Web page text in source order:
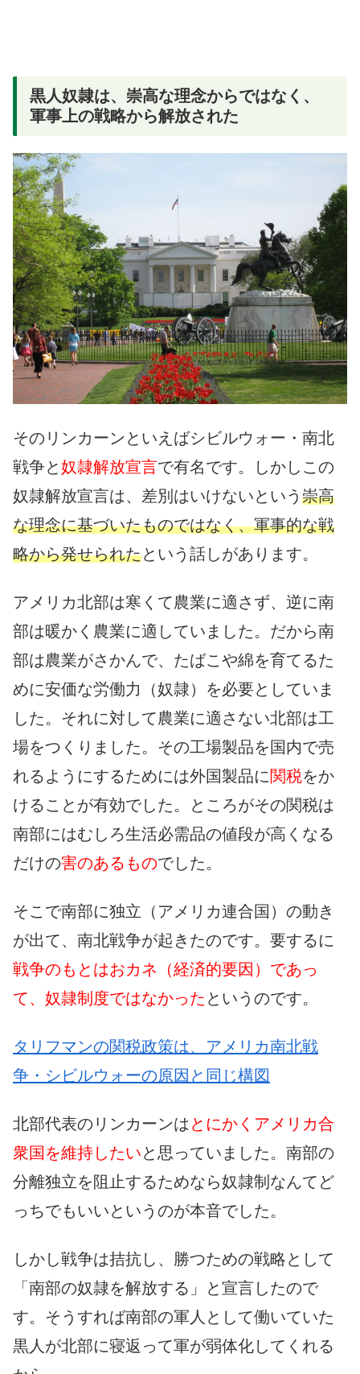
黒人奴隷は、崇高な理念からではなく、
軍事上の戦略から解放された
そのリンカーンといえばシビルウォー・南北
戦争と奴隷解放宣言で有名です。しかしこの
奴隷解放宣言は、差別はいけないという 崇高
な理念に基づいたものではなく、軍事的な戦
略から発せられたという話しがあります。
アメリカ北部は寒くて農業に適さず、逆に南
部は暖かく農業に適していました。だから南
部は農業がさかんで、たばこや綿を育てるた
めに安価な労働力（奴隷）を必要としていま
した。それに対して農業に適さない北部は工
場をつくりました。その工場製品を国内で売
れるようにするためには外国製品に関税をか
けることが有効でした。ところがその関税は
南部にはむしろ生活必需品の値段が高くなる
だけの害のあるものでした。
そこで南部に独立（アメリカ連合国）の動き
が出て、南北戦争が起きたのです。要するに
戦争のもとはおカネ（経済的要因）であっ
て、奴隷制度ではなかった というのです。
タリフマンの関税政策は、アメリカ南北戦
争・シビルウォーの原因と同じ構図
北部代表のリンカーンは とにかくアメリカ合
衆国を維持したいと思っていました。南部の
分離独立を阻止するためなら奴隷制なんてど
っちでもいいというのが本音でした。
しかし戦争は拮抗し、勝つための戦略として
「南部の奴隷を解放する」と宣言したので
す。そうすれば南部の軍人として働いていた
黒人が北部に寝返って軍が弱体化してくれる